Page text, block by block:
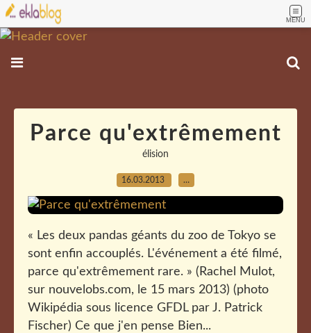
MENU
Parce qu'extrêmement
élision
16.03.2013 …
« Les deux pandas géants du zoo de Tokyo se
sont enfin accouplés. L'événement a été filmé,
parce qu'extrêmement rare. » (Rachel Mulot,
sur nouvelobs.com, le 15 mars 2013) (photo
Wikipédia sous licence GFDL par J. Patrick
Fischer) Ce que j'en pense Bien...